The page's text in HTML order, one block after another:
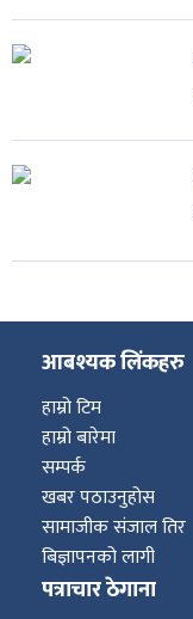
आबश्यक लिंकहरु
हाम्रो टिम
हाम्रो बारेमा
सम्पर्क
खबर पठाउनुहोस
सामाजीक संजाल तिर
बिज्ञापनको लागी
पत्राचार ठेगाना